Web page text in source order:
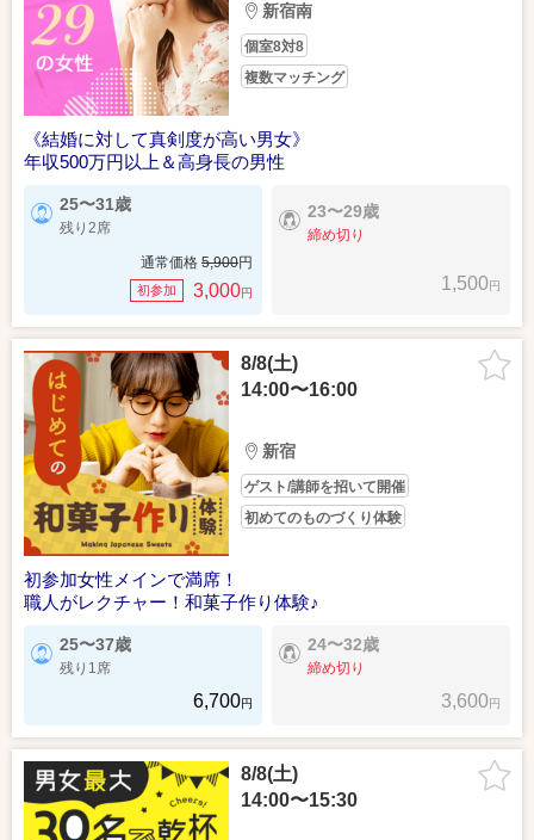
新宿南
個室8対8
複数マッチング
《結婚に対して真剣度が高い男女》
年収500万円以上＆高身長の男性
25〜31歳
残り2席
通常価格 5,900円
初参加 3,000円
23〜29歳
締め切り
1,500円
8/8(土)
14:00〜16:00
新宿
ゲスト/講師を招いて開催
初めてのものづくり体験
初参加女性メインで満席！
職人がレクチャー！和菓子作り体験♪
25〜37歳
残り1席
6,700円
24〜32歳
締め切り
3,600円
8/8(土)
14:00〜15:30